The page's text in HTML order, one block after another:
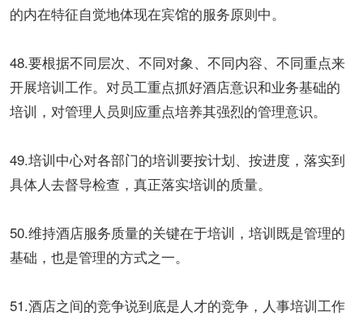
的内在特征自觉地体现在宾馆的服务原则中。
48.要根据不同层次、不同对象、不同内容、不同重点来
开展培训工作。对员工重点抓好酒店意识和业务基础的
培训，对管理人员则应重点培养其强烈的管理意识。
49.培训中心对各部门的培训要按计划、按进度，落实到
具体人去督导检查，真正落实培训的质量。
50.维持酒店服务质量的关键在于培训，培训既是管理的
基础，也是管理的方式之一。
51.酒店之间的竞争说到底是人才的竞争，人事培训工作